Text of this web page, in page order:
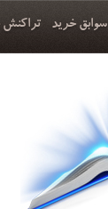
سوابق خرید تراکنش